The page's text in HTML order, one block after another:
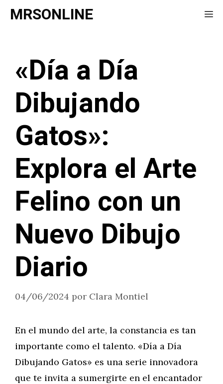
Saltar
MRSONLINE
«Día a Día
Dibujando
Gatos»:
Explora el Arte
Felino con un
Nuevo Dibujo
Diario
04/06/2024 por Clara Montiel
En el mundo del arte, la constancia es tan
importante como el talento. «Día a Día
Dibujando Gatos» es una serie innovadora
que te invita a sumergirte en el encantador